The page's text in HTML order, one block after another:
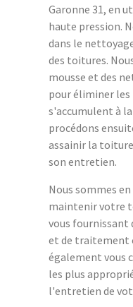
Garonne 31, en
haute pression.
dans le
des toitures.
mousse et des
pour éliminer les
s'accumulent à
procédons
assainir la
son entretien.
Nous sommes
maintenir votre
vous fournissant
et de traitement
également vous
les plus
l'entretien de